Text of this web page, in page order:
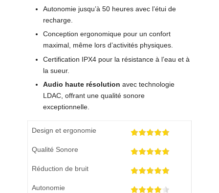
Autonomie jusqu’à 50 heures avec l’étui de
recharge.
Conception ergonomique pour un confort
maximal, même lors d’activités physiques.
Certification IPX4 pour la résistance à l’eau et à
la sueur.
Audio haute résolution avec technologie
LDAC, offrant une qualité sonore
exceptionnelle.
Design et ergonomie
Qualité Sonore
Réduction de bruit
Autonomie